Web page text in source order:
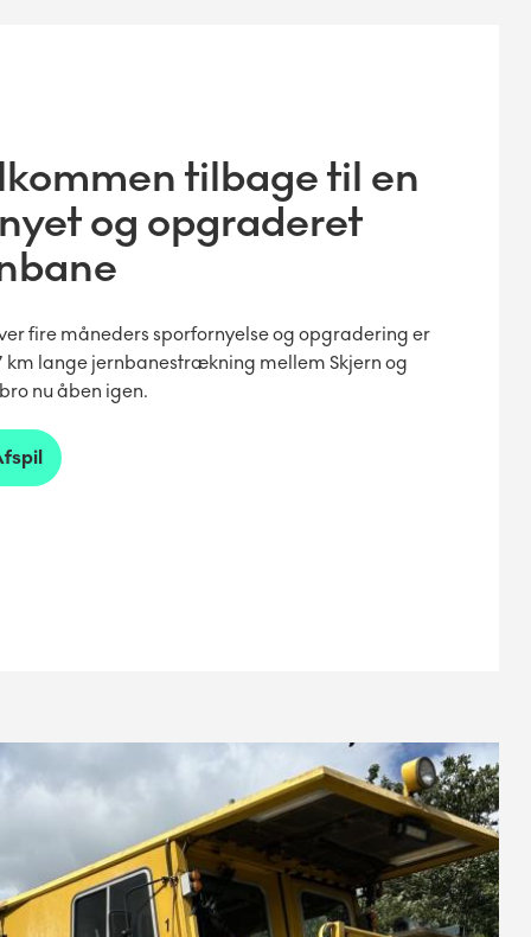
tilbage til en
og opgraderet
fire måneders sporfornyelse og opgradering er
km lange jernbanestrækning mellem Skjern og
nu åben igen.